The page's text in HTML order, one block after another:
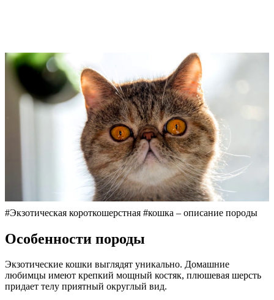
#Экзотическая короткошерстная #кошка – описание породы
Особенности породы
Экзотические кошки выглядят уникально. Домашние
любимцы имеют крепкий мощный костяк, плюшевая шерсть
придает телу приятный округлый вид.